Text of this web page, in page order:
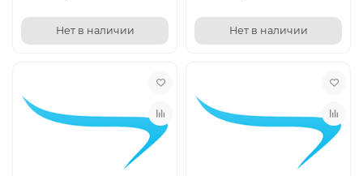
Нет в наличии Нет в наличии